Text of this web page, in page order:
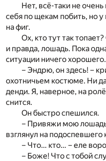
Нет, всё-таки не
себя по щекам побить, но у
на фиг.
Ох, кто тут так
и правда, лошадь. Пока
ситуации ничего хорошего.
– Эндрю, он здесь! –
охотничьем костюме. Ни
денди. Я, наверное, на
снится.
Он быстро спешился.
– Привяжи мою
взглянул на подоспевшего
– Что… кто… – еле
– Боже! Что с тобой